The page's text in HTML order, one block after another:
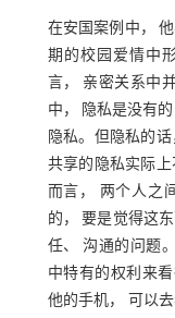
在安国案例中，
期的校园爱情中
言， 亲密关系中
中， 隐私是没有
隐私。但隐私的
共享的隐私实际
而言， 两个人之
的， 要是觉得这
任、 沟通的问题
中特有的权利来
他的手机， 可以